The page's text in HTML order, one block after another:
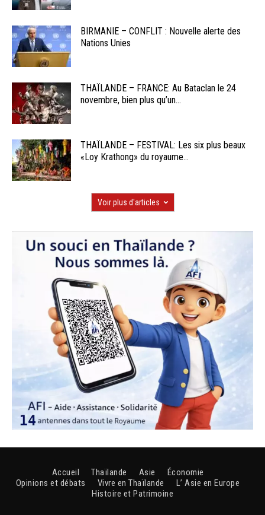
BIRMANIE – CONFLIT : Nouvelle alerte des
Nations Unies
THAÏLANDE – FRANCE: Au Bataclan le 24
novembre, bien plus qu’un...
THAÏLANDE – FESTIVAL: Les six plus beaux
«Loy Krathong» du royaume...
Voir plus d'articles
Accueil Thaïlande Asie
Économie
Opinions et débats
Vivre en Thaïlande
L’ Asie en Europe
Histoire et Patrimoine